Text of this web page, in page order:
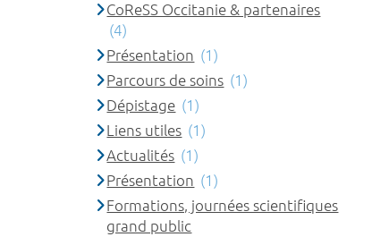
CoReSS Occitanie & partenaires
(4)
Présentation (1)
Parcours de soins (1)
Dépistage (1)
Liens utiles (1)
Actualités (1)
Présentation (1)
Formations, journées scientifiques
grand public